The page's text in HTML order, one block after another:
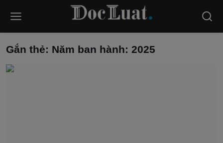
Gắn thẻ: Năm ban hành: 2025